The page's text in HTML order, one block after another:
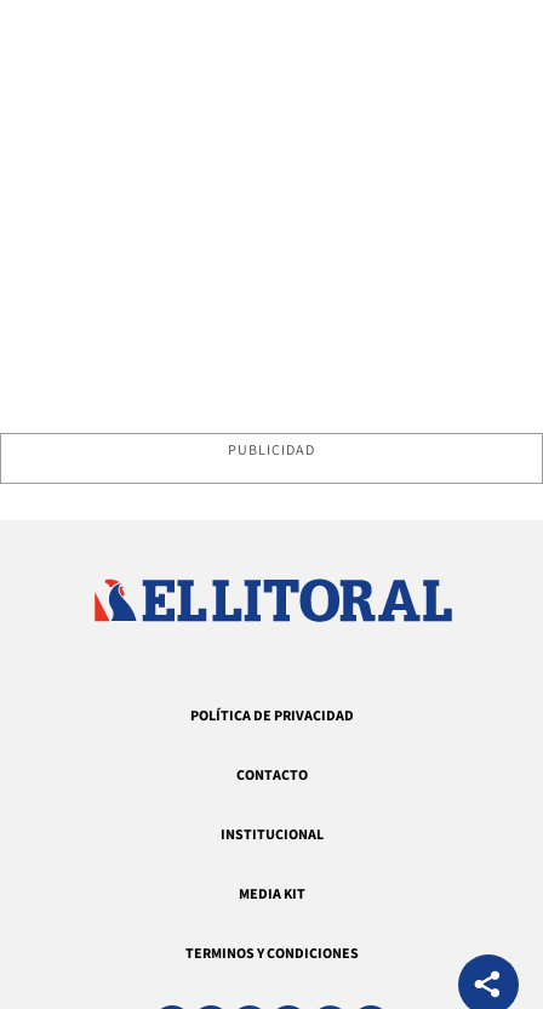
PUBLICIDAD
POLÍTICA DE PRIVACIDAD
CONTACTO
INSTITUCIONAL
MEDIA KIT
TERMINOS Y CONDICIONES